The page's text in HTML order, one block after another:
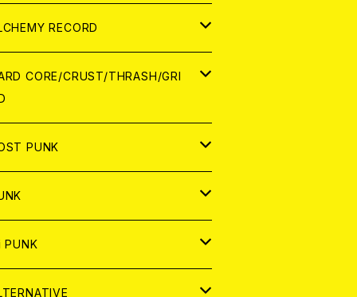
ログ
CONTENTS
RECORD
CORE/CRUST/THRASH/GRI
PUNK
PUNK